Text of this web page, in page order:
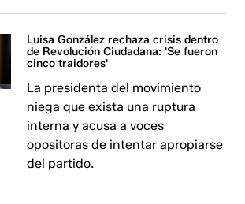
Luisa González rechaza crisis dentro
de Revolución Ciudadana: 'Se fueron
cinco traidores'
La presidenta del movimiento
niega que exista una ruptura
interna y acusa a voces
opositoras de intentar apropiarse
del partido.